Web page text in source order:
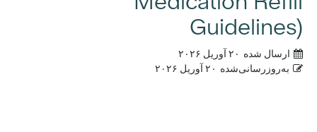
Guidelines)
ارسال شده ۲۰ آوریل ۲۰۲۶
به‌روزرسانی‌شده ۲۰ آوریل ۲۰۲۶